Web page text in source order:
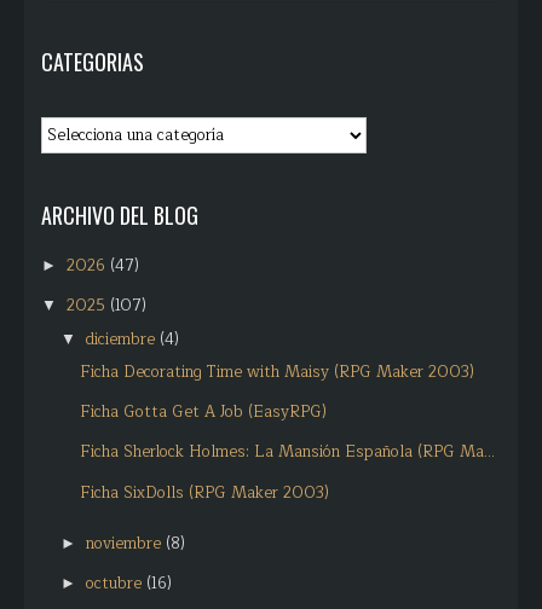
CATEGORIAS
ARCHIVO DEL BLOG
► 2026 (47)
▼ 2025 (107)
▼ diciembre (4)
Ficha Decorating Time with Maisy (RPG Maker 2003)
Ficha Gotta Get A Job (EasyRPG)
Ficha Sherlock Holmes: La Mansión Española (RPG Ma...
Ficha SixDolls (RPG Maker 2003)
► noviembre (8)
► octubre (16)